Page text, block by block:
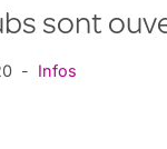
sont
Infos